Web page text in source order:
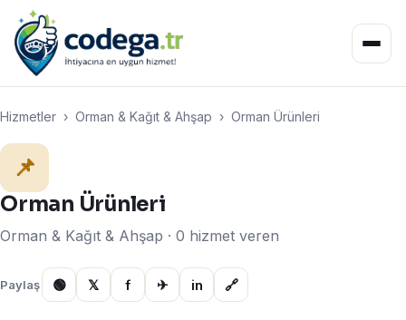
Hizmetler › Orman & Kağıt & Ahşap › Orman Ürünleri
📌
Orman Ürünleri
Orman & Kağıt & Ahşap · 0 hizmet veren
Paylaş 🟢 𝕏 f ✈ in 🔗